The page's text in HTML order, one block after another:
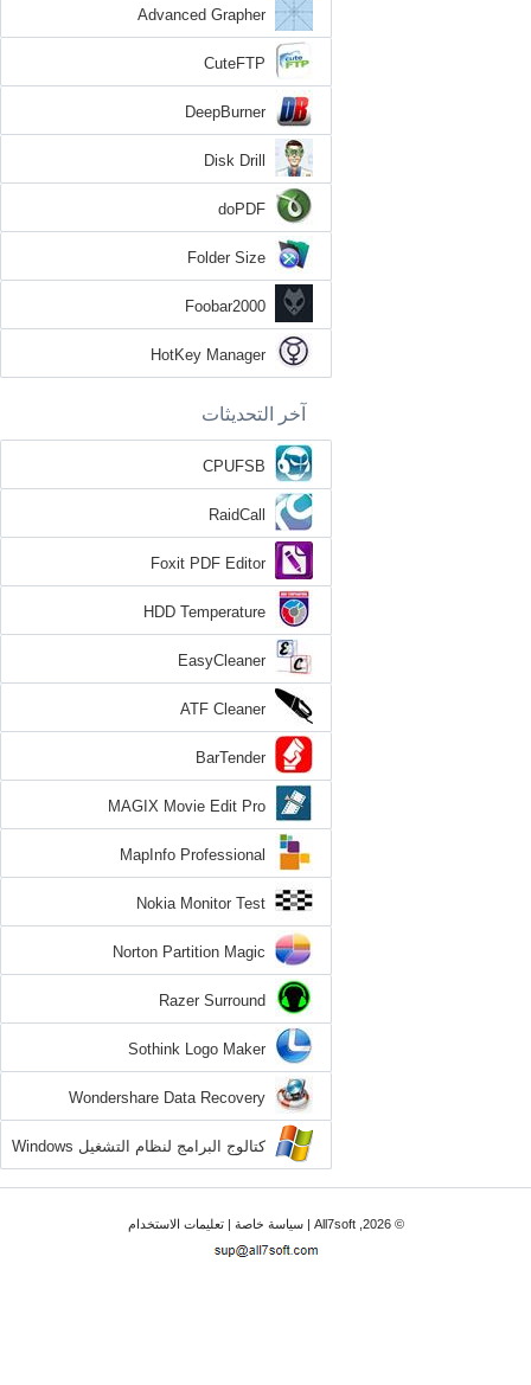
Advanced Grapher
CuteFTP
DeepBurner
Disk Drill
doPDF
Folder Size
Foobar2000
HotKey Manager
آخر التحديثات
CPUFSB
RaidCall
Foxit PDF Editor
HDD Temperature
EasyCleaner
ATF Cleaner
BarTender
MAGIX Movie Edit Pro
MapInfo Professional
Nokia Monitor Test
Norton Partition Magic
Razer Surround
Sothink Logo Maker
Wondershare Data Recovery
كتالوج البرامج لنظام التشغيل Windows
7
© 2026, All7soft | سياسة خاصة|تعليمات الاستخدام